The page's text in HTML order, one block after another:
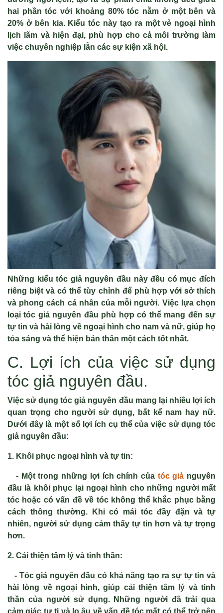
hai phần tóc với khoảng 80% tóc nằm ở một bên và
20% ở bên kia. Kiểu tóc này tạo ra một vẻ ngoại hình
lịch lãm và hiện đại, phù hợp cho cả môi trường làm
việc chuyên nghiệp lẫn các sự kiện xã hội.
Những kiểu tóc giả nguyên đầu này đều có mục đích
riêng biệt và có thể tùy chỉnh để phù hợp với sở thích
và phong cách cá nhân của mỗi người. Việc lựa chọn
loại tóc giả nguyên đầu phù hợp có thể mang đến sự
tự tin và hài lòng về ngoại hình cho nam và nữ, giúp họ
tỏa sáng và thể hiện bản thân một cách tốt nhất.
C. Lợi ích của việc sử dụng
tóc giả nguyên đầu.
Việc sử dụng tóc giả nguyên đầu mang lại nhiều lợi ích
quan trọng cho người sử dụng, bất kể nam hay nữ.
Dưới đây là một số lợi ích cụ thể của việc sử dụng tóc
giả nguyên đầu:
1. Khôi phục ngoại hình và tự tin:
- Một trong những lợi ích chính của tóc giả nguyên
đầu là khôi phục lại ngoại hình cho những người mất
tóc hoặc có vấn đề về tóc không thể khắc phục bằng
cách thông thường. Khi có mái tóc đầy đặn và tự
nhiên, người sử dụng cảm thấy tự tin hơn và tự trọng
hơn.
2. Cải thiện tâm lý và tinh thần:
- Tóc giả nguyên đầu có khả năng tạo ra sự tự tin và
hài lòng về ngoại hình, giúp cải thiện tâm lý và tinh
thần của người sử dụng. Những người đã trải qua
cảm giác tự ti và lo âu về vấn đề tóc mất có thể trở nên